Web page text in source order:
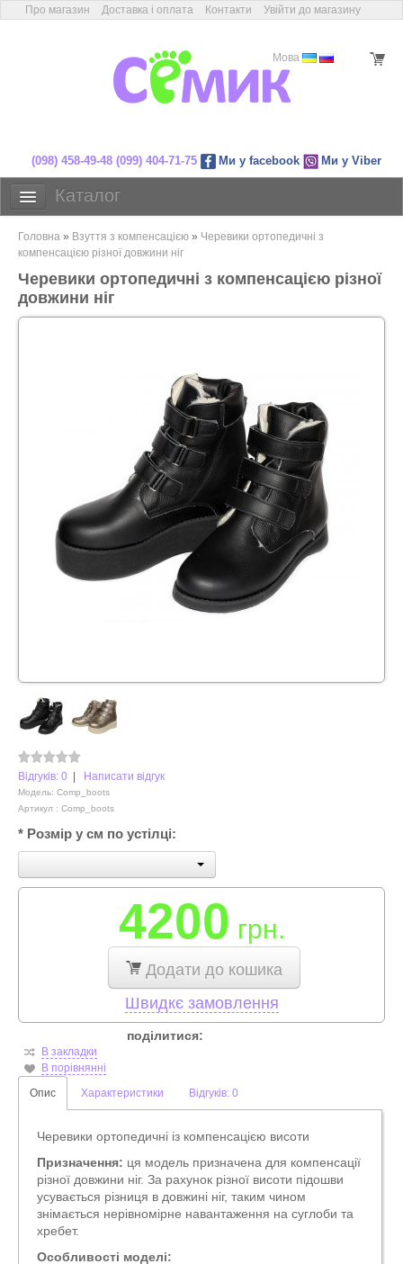
Про магазин Доставка і оплата Контакти Увійти до магазину
Мова
магазин дитячого ортопедичного
(098) 458-49-48 (099) 404-71-75 Ми у facebook Ми у Viber
Каталог
Взуття з компенсацією
Післяопераційне взуття
Індивідуальні устілки
Головна » Взуття з компенсацією » Черевики ортопедичні з
компенсацією різної довжини ніг
Черевики ортопедичні з компенсацією різної
довжини ніг
Відгуків: 0 Написати відгук
Модель: Comp_boots
Артикул : Comp_boots
* Розмір у см по устілці:
4200 грн.
Додати до кошика
Швидкє замовлення
В закладки
В порівнянні
поділитися:
Опис Характеристики Відгуків: 0
Черевики ортопедичні із компенсацією висоти
Призначення: ця модель призначена для компенсації
різної довжини ніг. За рахунок різної висоти підошви
усувається різниця в довжині ніг, таким чином
знімається нерівномірне навантаження на суглоби та
хребет.
Особливості моделі: